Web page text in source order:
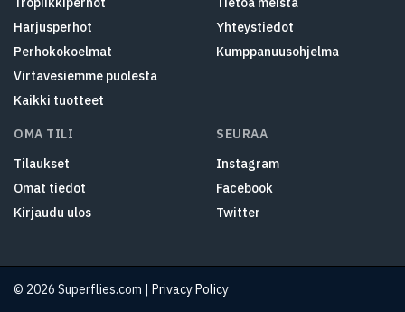
Harjusperhot
Perhokokoelmat
Virtavesiemme puolesta
Kaikki tuotteet
Yhteystiedot
Kumppanuusohjelma
OMA TILI
Tilaukset
Omat tiedot
Kirjaudu ulos
SEURAA
Instagram
Facebook
Twitter
© 2026 Superflies.com | Privacy Policy